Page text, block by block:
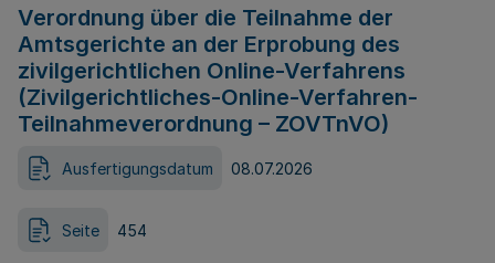
Verordnung über die Teilnahme der
Amtsgerichte an der Erprobung des
zivilgerichtlichen Online-Verfahrens
(Zivilgerichtliches-Online-Verfahren-
Teilnahmeverordnung – ZOVTnVO)
Ausfertigungsdatum 08.07.2026
Seite 454